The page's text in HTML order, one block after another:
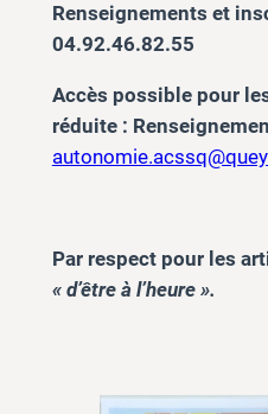
Renseignements et
04.92.46.82.55
Accès possible pour
réduite :
Par respect pour les
« d’être à l’heure ».